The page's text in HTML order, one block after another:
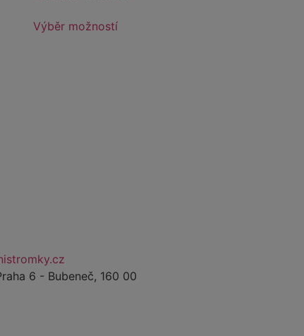
Výběr možností
6 - Bubeneč, 160 00